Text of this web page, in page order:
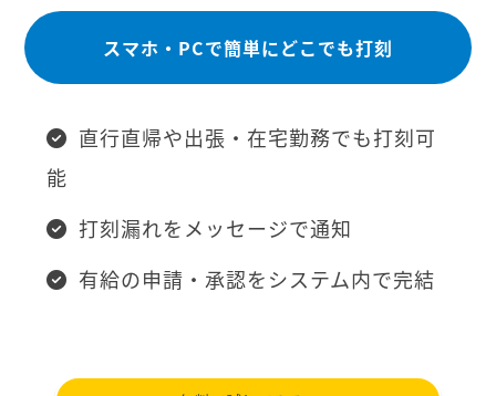
スマホ・PCで簡単にどこでも打刻
直行直帰や出張・在宅勤務でも打刻可
能
打刻漏れをメッセージで通知
有給の申請・承認をシステム内で完結